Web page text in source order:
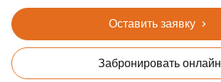
Оставить заявку
Забронировать онлайн